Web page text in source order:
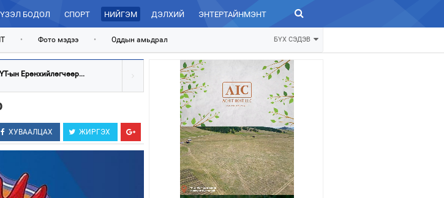
ҮЗЭЛ БОДОЛ СПОРТ НИЙГЭМ ДЭЛХИЙ ЭНТЕРТАЙНМЭНТ ЗУРХАЙ
• Фото мэдээ • Оддын амьдрал БҮХ СЭДЭВ
ын Ерөнхийлөгчөөр...
ХУВААЛЦАХ ЖИРГЭХ